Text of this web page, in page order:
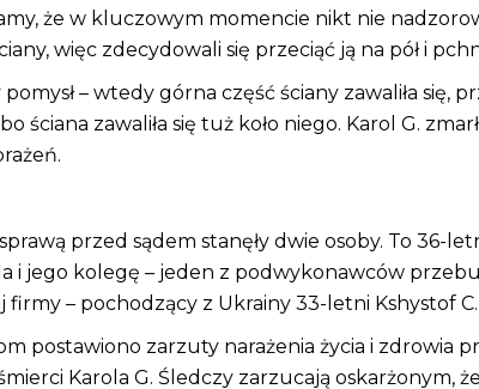
że w kluczowym momencie nikt nie
więc zdecydowali się przeciąć ją na pół i
– wtedy górna część ściany zawaliła się,
ściana zawaliła się tuż koło niego. Karol G.
przed sądem stanęły dwie osoby. To 36-
i jego kolegę – jeden z podwykonawców
firmy – pochodzący z Ukrainy 33-letni Kshystof C.
postawiono zarzuty narażenia życia i zdrowia
Karola G. Śledczy zarzucają oskarżonym,